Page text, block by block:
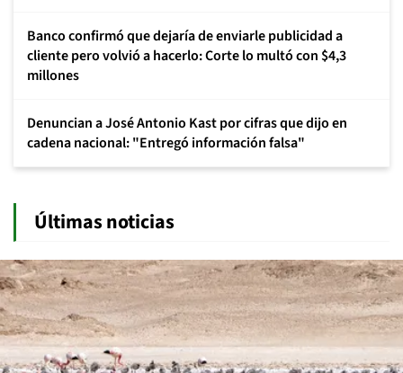
Banco confirmó que dejaría de enviarle publicidad a
cliente pero volvió a hacerlo: Corte lo multó con $4,3
millones
Denuncian a José Antonio Kast por cifras que dijo en
cadena nacional: "Entregó información falsa"
Últimas noticias